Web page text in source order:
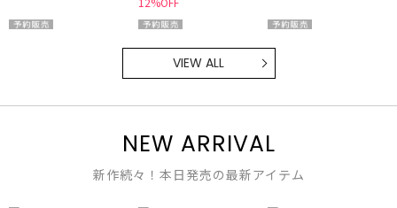
VIEW ALL
NEW ARRIVAL
新作続々！本日発売の最新アイテム